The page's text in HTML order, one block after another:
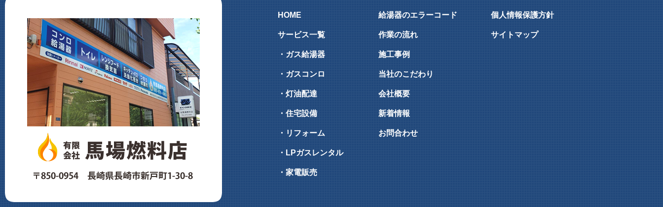
HOME
サービス一覧
・ガス給湯器
・ガスコンロ
・灯油配達
・住宅設備
・リフォーム
・LPガスレンタル
・家電販売
給湯器のエラーコード
作業の流れ
施工事例
当社のこだわり
会社概要
新着情報
お問合わせ
個人情報保護方針
サイトマップ